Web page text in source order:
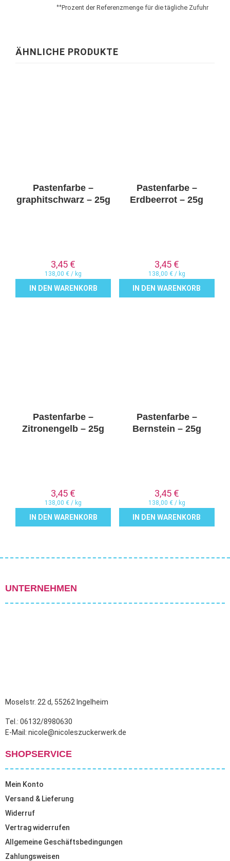
**Prozent der Referenzmenge für die tägliche Zufuhr
ÄHNLICHE PRODUKTE
Pastenfarbe –
graphitschwarz – 25g
3,45 €
138,00€ / kg
IN DEN WARENKORB
Pastenfarbe –
Erdbeerrot – 25g
3,45 €
138,00 €/ kg
IN DEN WARENKORB
Pastenfarbe –
Zitronengelb – 25g
3,45 €
138,00€ / kg
IN DEN WARENKORB
Pastenfarbe –
Bernstein – 25g
3,45 €
138,00 €/ kg
IN DEN WARENKORB
UNTERNEHMEN
Moselstr. 22 d, 55262 Ingelheim
Tel.: 06132/8980630
E-Mail: nicole@nicoleszuckerwerk.de
SHOPSERVICE
Mein Konto
Versand & Lieferung
Widerruf
Vertrag widerrufen
Allgemeine Geschäftsbedingungen
Zahlungsweisen